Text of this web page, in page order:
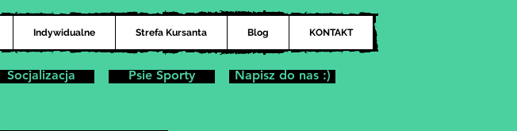
Indywidualne Strefa Kursanta Blog KONTAKT
Socjalizacja Psie Sporty Napisz do nas :)